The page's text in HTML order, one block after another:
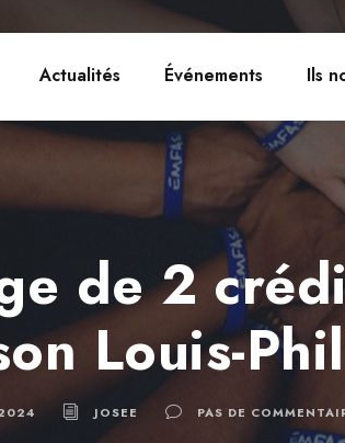
Actualités Événements Ils
de 2
Louis-
JOSEE PAS DE